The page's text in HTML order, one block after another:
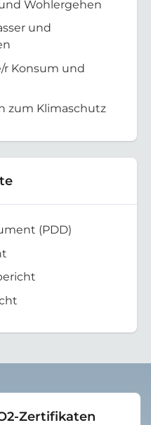
Wohlergehen
und
r Konsum und
zum Klimaschutz
(PDD)
Zertifikaten